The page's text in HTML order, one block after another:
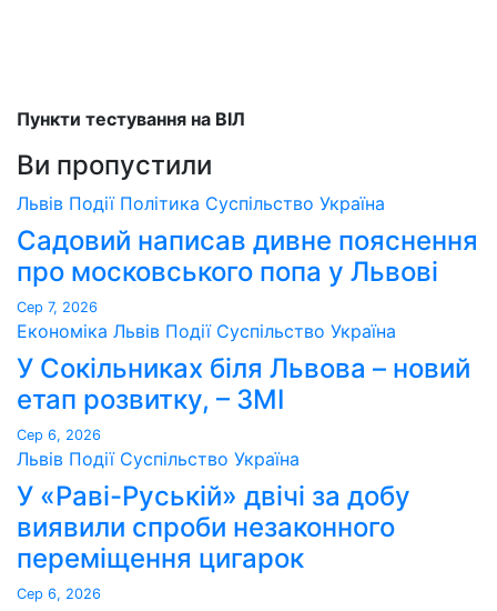
Пункти тестування на ВІЛ
Ви пропустили
Львів Події Політика Суспільство Україна
Садовий написав дивне пояснення
про московського попа у Львові
Сер 7, 2026
Економіка Львів Події Суспільство Україна
У Сокільниках біля Львова – новий
етап розвитку, – ЗМІ
Сер 6, 2026
Львів Події Суспільство Україна
У «Раві-Руській» двічі за добу
виявили спроби незаконного
переміщення цигарок
Сер 6, 2026